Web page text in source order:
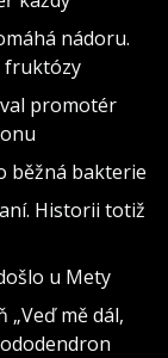
nádoru.
fruktózy
promotér
běžná bakterie
Historii totiž
u Mety
„Veď mě dál,